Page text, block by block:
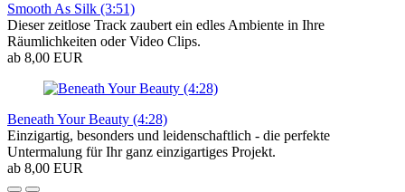
Smooth As Silk (3:51)
Dieser zeitlose Track zaubert ein edles Ambiente in Ihre
Räumlichkeiten oder Video Clips.
ab 8,00 EUR
Beneath Your Beauty (4:28)
Einzigartig, besonders und leidenschaftlich - die perfekte
Untermalung für Ihr ganz einzigartiges Projekt.
ab 8,00 EUR